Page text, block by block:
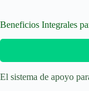
Beneficios Integrales
El sistema de apoyo